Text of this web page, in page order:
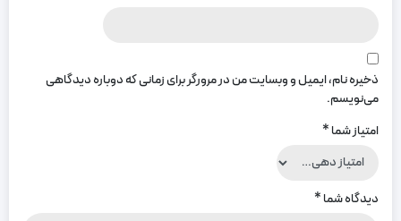
ذخیره نام، ایمیل و وبسایت من در مرورگر برای زمانی که دوباره دیدگاهی
می‌نویسم.
امتیاز شما*
دیدگاه شما*